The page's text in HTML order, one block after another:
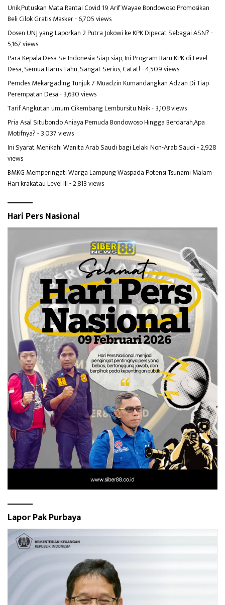
Unik,Putuskan Mata Rantai Covid 19 Arif Wayae Bondowoso Promosikan
Beli Cilok Gratis Masker- 6,705 views
Dosen UNJ yang Laporkan 2 Putra Jokowi ke KPK Dipecat Sebagai ASN?-
5,167 views
Para Kepala Desa Se-Indonesia Siap-siap, Ini Program Baru KPK di Level
Desa, Semua Harus Tahu, Sangat Serius, Catat!- 4,509 views
Pemdes Mekargading Tunjuk 7 Muadzin Kumandangkan Adzan Di Tiap
Perempatan Desa- 3,630 views
Tarif Angkutan umum Cikembang Lembursitu Naik- 3,108 views
Pria Asal Situbondo Aniaya Pemuda Bondowoso Hingga Berdarah,Apa
Motifnya?- 3,037 views
Ini Syarat Menikahi Wanita Arab Saudi bagi Lelaki Non-Arab Saudi- 2,928
views
BMKG Memperingati Warga Lampung Waspada Potensi Tsunami Malam
Hari krakatau Level III- 2,813 views
Hari Pers Nasional
Lapor Pak Purbaya